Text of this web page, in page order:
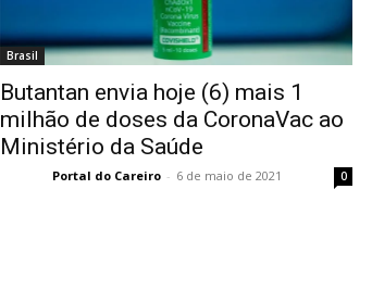
Brasil
Butantan envia hoje (6) mais 1
milhão de doses da CoronaVac ao
Ministério da Saúde
Portal do Careiro - 6 de maio de 2021 0